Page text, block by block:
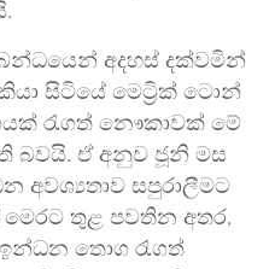
අදහස් දක්වමින්
සිටියේ මෙට්‍රික් ටොන්
රැගත් නෞකාවක් මේ
බවයි. ඒ අනුව ජූනි මස
අවශ්‍යතාව සපුරාලීමට
මෙරට තුළ පවතින අතර,
තොග රැගත්